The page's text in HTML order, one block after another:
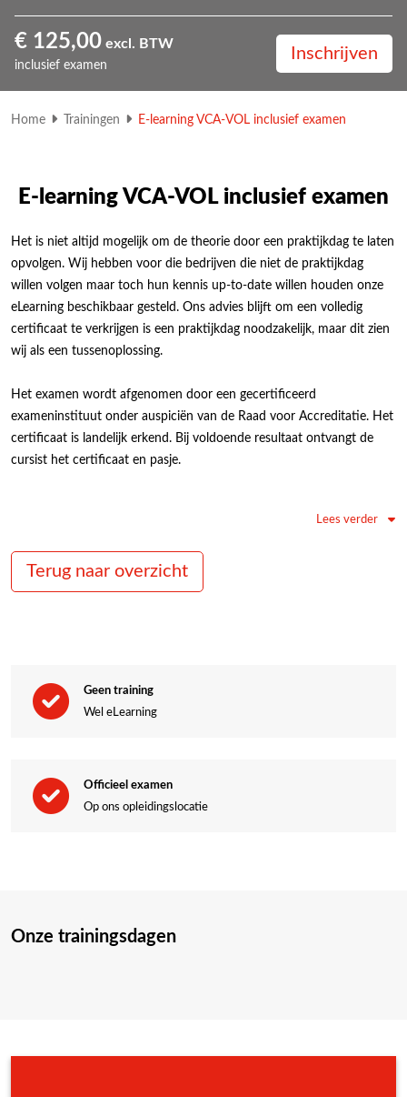
€ 125,00 excl. BTW
inclusief examen
Inschrijven
Home Trainingen E-learning VCA-VOL inclusief examen
E-learning VCA-VOL inclusief examen
Het is niet altijd mogelijk om de theorie door een praktijkdag te laten
opvolgen. Wij hebben voor die bedrijven die niet de praktijkdag
willen volgen maar toch hun kennis up-to-date willen houden onze
eLearning beschikbaar gesteld. Ons advies blijft om een volledig
certificaat te verkrijgen is een praktijkdag noodzakelijk, maar dit zien
wij als een tussenoplossing.
Het examen wordt afgenomen door een gecertificeerd
exameninstituut onder auspiciën van de Raad voor Accreditatie. Het
certificaat is landelijk erkend. Bij voldoende resultaat ontvangt de
cursist het certificaat en pasje.
keuze, de elearning wordt automatisch vertaald naar de taal die is
ingesteld op de pc.
Wil je direct advies of heb je een vraag over een training? Neem dan
Ons team helpt je graag!
Lees verder
Terug naar overzicht
Geen training
Wel eLearning
Officieel examen
Op ons opleidingslocatie
Onze trainingsdagen